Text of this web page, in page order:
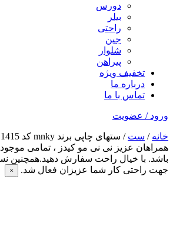
دورس
بیلر
راحتی
جین
شلوار
پیراهن
تخفیف ویژه
درباره ما
تماس با ما
ورود / عضویت
خانه / ست / ستهای چاپی برند mnky کد 1415
همراهان عزیز نی نی مو کیدز ، تمامی
باشد. با خیال راحت سفارش
جهت راحتی کار شما عزیزان فعال شد.
×